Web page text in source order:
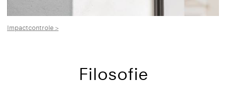
Impactcontrole >
Filosofie